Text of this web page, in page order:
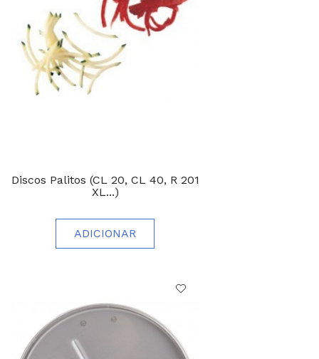
Discos Palitos (CL 20, CL 40, R 201
XL...)
ADICIONAR